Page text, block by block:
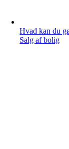
Hvad kan du
Salg af bolig